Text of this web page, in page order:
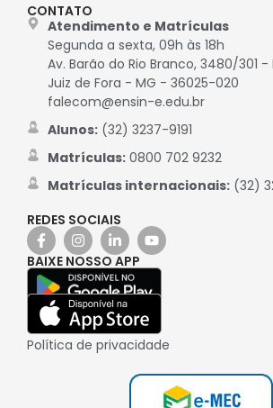
CONTATO
Atendimento e Matrículas
Segunda a sexta, 09h às 18h
Av. Barão do Rio Branco, 3480/301 -
Juiz de Fora - MG - 36025-020
falecom@ensin-e.edu.br
Alunos:(32) 3237-9191
Matrículas:0800 702 9232
Matrículas internacionais:(32)
REDES SOCIAIS
BAIXE NOSSO APP
Política de privacidade